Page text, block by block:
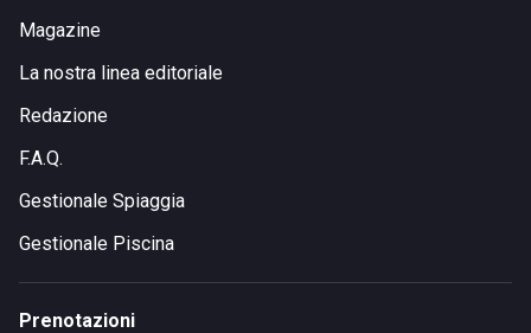
Magazine
La nostra linea editoriale
Redazione
F.A.Q.
Gestionale Spiaggia
Gestionale Piscina
Prenotazioni